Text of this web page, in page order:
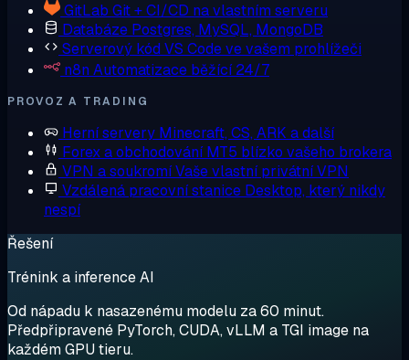
GitLab Git + CI/CD na vlastním serveru
Databáze Postgres, MySQL, MongoDB
Serverový kód VS Code ve vašem prohlížeči
n8n Automatizace běžící 24/7
PROVOZ A TRADING
Herní servery Minecraft, CS, ARK a další
Forex a obchodování MT5 blízko vašeho brokera
VPN a soukromíVaše vlastní privátní VPN
Vzdálená pracovní stanice Desktop, který nikdy
nespí
Řešení
Trénink a inference AI
Od nápadu k nasazenému modelu za 60 minut.
Předpřipravené PyTorch, CUDA, vLLM a TGI image na
každém GPU tieru.